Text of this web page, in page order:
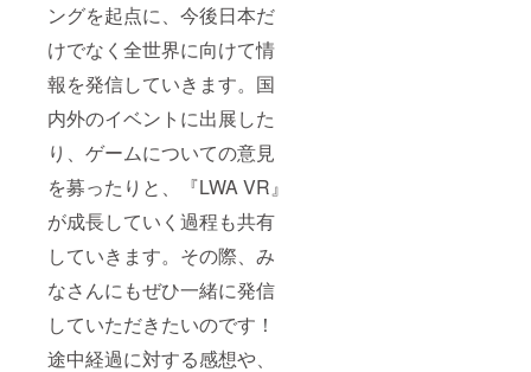
ングを起点に、今後日本だ
けでなく全世界に向けて情
報を発信していきます。国
内外のイベントに出展した
り、ゲームについての意見
を募ったりと、『LWA VR』
が成長していく過程も共有
していきます。その際、み
なさんにもぜひ一緒に発信
していただきたいのです！
途中経過に対する感想や、